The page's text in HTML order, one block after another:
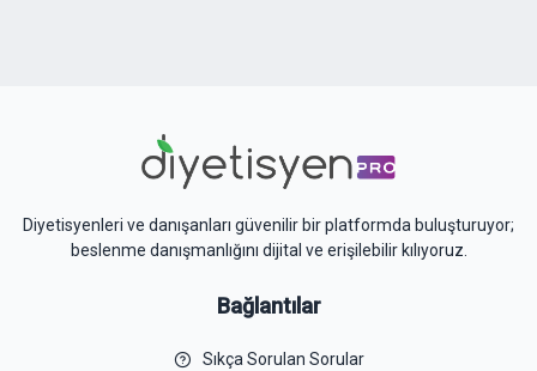
Diyetisyenleri ve danışanları güvenilir bir platformda buluşturuyor;
beslenme danışmanlığını dijital ve erişilebilir kılıyoruz.
Bağlantılar
Sıkça Sorulan Sorular